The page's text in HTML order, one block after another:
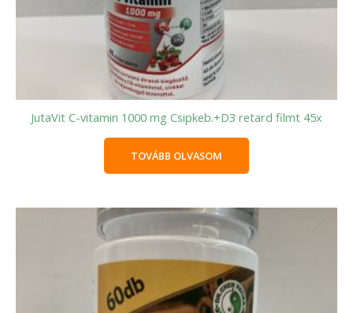
JutaVit C-vitamin 1000 mg Csipkeb.+D3 retard filmt 45x
TOVÁBB OLVASOM